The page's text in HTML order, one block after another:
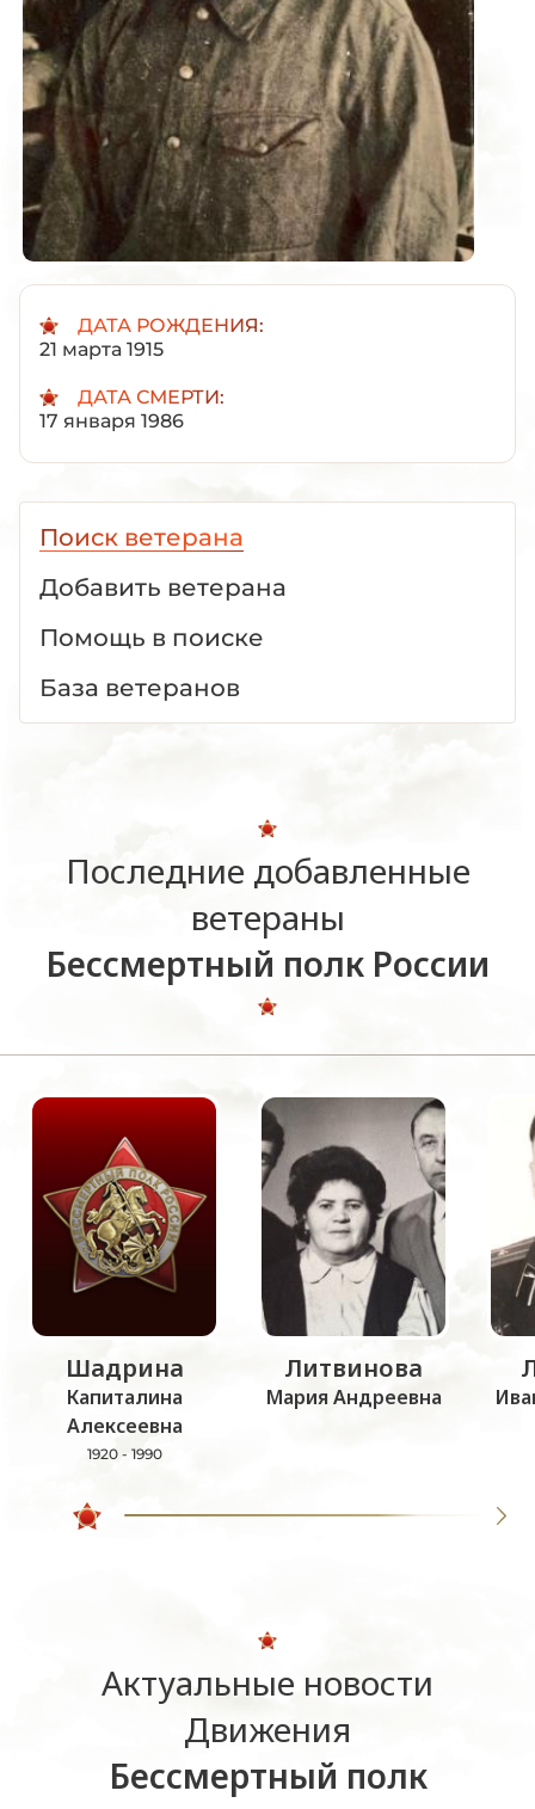
ДАТА РОЖДЕНИЯ:
21 марта 1915
ДАТА СМЕРТИ:
17 января 1986
Поиск ветерана
Добавить ветерана
Помощь в поиске
База ветеранов
Последние добавленные
ветераны
Бессмертный полк России
Шадрина
Капиталина
Алексеевна
1920 - 1990
Литвинова
Мария Андреевна
Актуальные новости
Движения
Бессмертный полк